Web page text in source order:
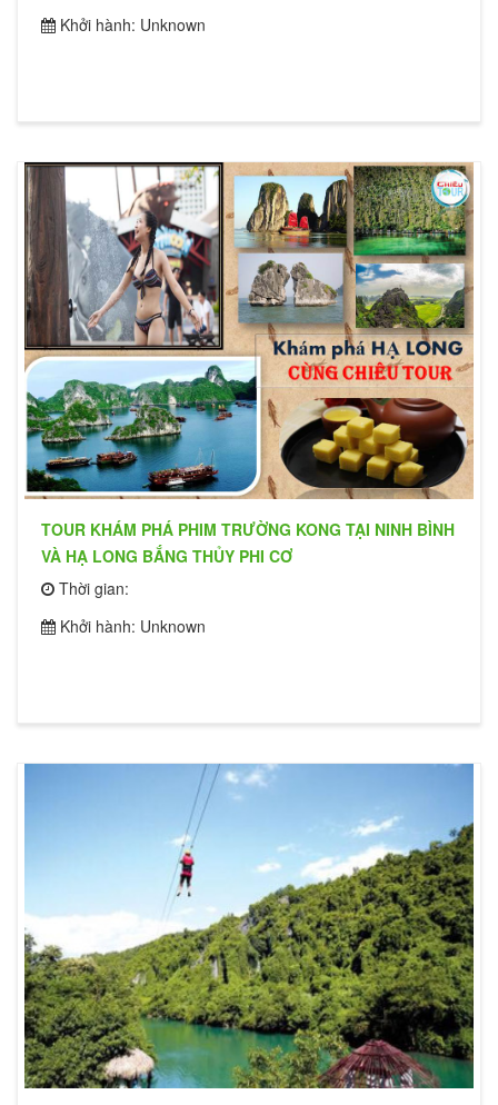
Khởi hành: Unknown
TOUR KHÁM PHÁ PHIM TRƯỜNG KONG TẠI NINH BÌNH
VÀ HẠ LONG BẮNG THỦY PHI CƠ
Thời gian:
Khởi hành: Unknown